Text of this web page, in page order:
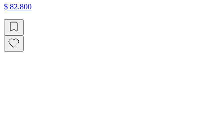
$ 82.800